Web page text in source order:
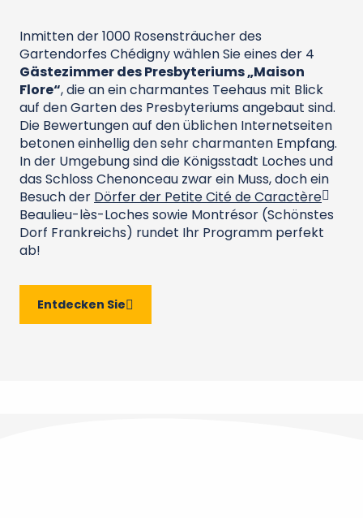
Inmitten der 1000 Rosensträucher des
Gartendorfes Chédigny wählen Sie eines der 4
Gästezimmer des Presbyteriums „Maison
Flore“, die an ein charmantes Teehaus mit Blick
auf den Garten des Presbyteriums angebaut sind.
Die Bewertungen auf den üblichen Internetseiten
betonen einhellig den sehr charmanten Empfang.
In der Umgebung sind die Königsstadt Loches und
das Schloss Chenonceau zwar ein Muss, doch ein
Besuch der Dörfer der Petite Cité de Caractère
Beaulieu-lès-Loches sowie Montrésor (Schönstes
Dorf Frankreichs) rundet Ihr Programm perfekt
ab!
Entdecken Sie